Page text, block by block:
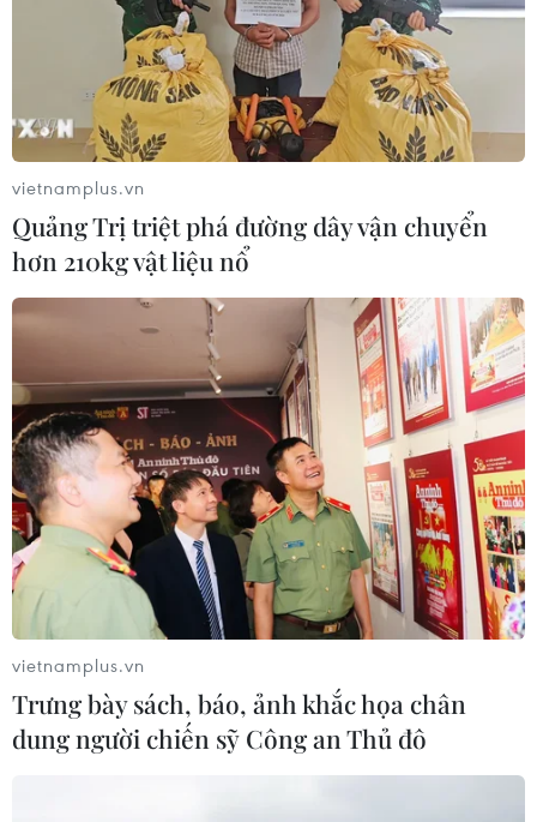
vietnamplus.vn
Quảng Trị triệt phá đường dây vận chuyển
hơn 210kg vật liệu nổ
vietnamplus.vn
Trưng bày sách, báo, ảnh khắc họa chân
dung người chiến sỹ Công an Thủ đô